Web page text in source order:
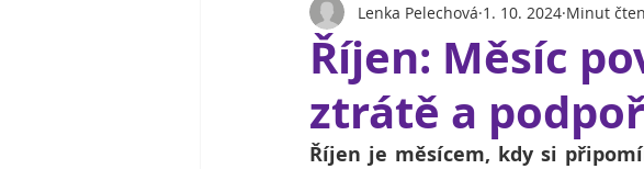
Říjen: Měsíc
ztrátě a
Lenka Pelechová 1. 10. 2024 Minut
Říjen je měsícem, kdy si